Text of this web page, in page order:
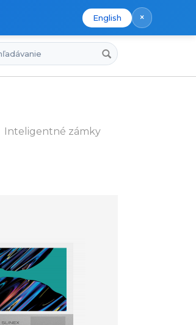
English ×
Inteligentné zámky